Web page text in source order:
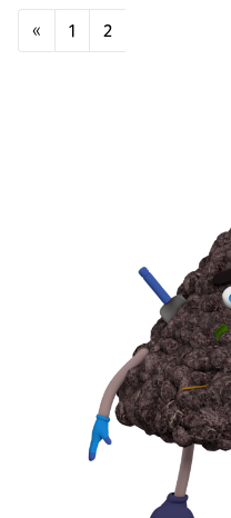
« 1 2